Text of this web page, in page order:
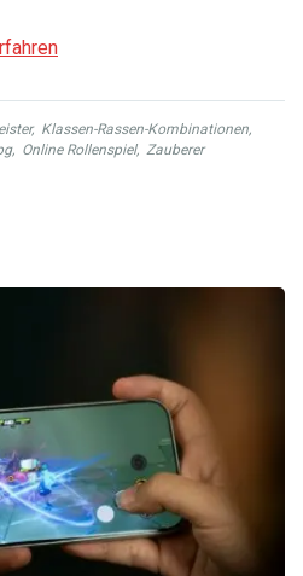
, Klassen-Rassen-Kombinationen,
, Online Rollenspiel, Zauberer